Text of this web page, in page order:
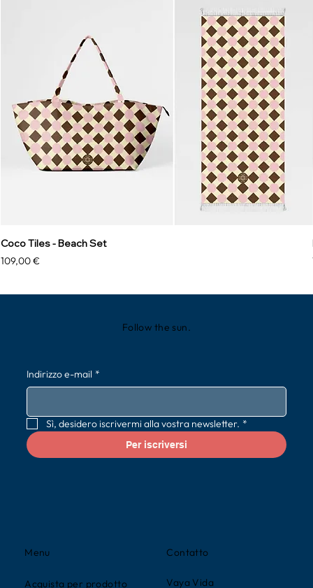
Coco Tiles - Beach Set
Prezzo
109,00 €
Contatto
Vaya Vida
Menu
Acquista per prodotto
Follow the sun.
Indirizzo e-mail *
Sì, desidero iscrivermi alla vostra newsletter. *
Per iscriversi